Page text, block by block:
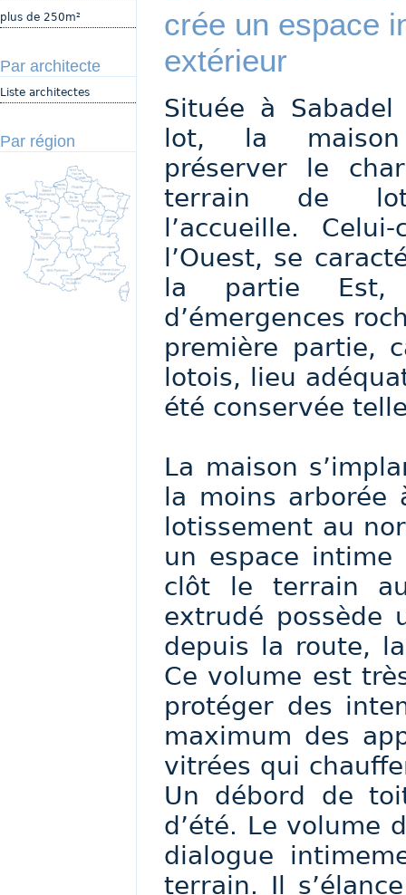
plus de 250m²
Par architecte
Liste architectes
Par région
crée un espace
extérieur
Située à
lot, la
préserver le
terrain de
l’accueille.
l’Ouest, se
la partie Est,
d’émergences
première partie,
lotois, lieu
été conservée
La maison
la moins arborée
lotissement au
un espace
clôt le terrain
extrudé possède
depuis la route,
Ce volume est
protéger des
maximum des
vitrées qui
Un débord de
d’été. Le volume
dialogue
terrain. Il